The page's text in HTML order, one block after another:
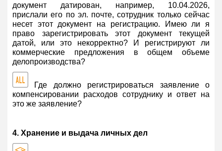
документ датирован, например, 10.04.2026,
прислали его по эл. почте, сотрудник только сейчас
несет этот документ на регистрацию. Имею ли я
право зарегистрировать этот документ текущей
датой, или это некорректно? И регистрируют ли
коммерческие предложения в общем объеме
делопроизводства?
Где должно регистрироваться заявление о
компенсировании расходов сотруднику и ответ на
это же заявление?
4. Хранение и выдача личных дел